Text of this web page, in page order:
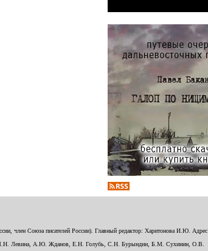
член Союза писателей России). Главный редактор: Харитонова И.Ю. Адрес
Л.Н. Левина, А.Ю. Жданов, Е.Н. Голубь, С.Н. Бурындин, Б.М. Сухинин, О.В.